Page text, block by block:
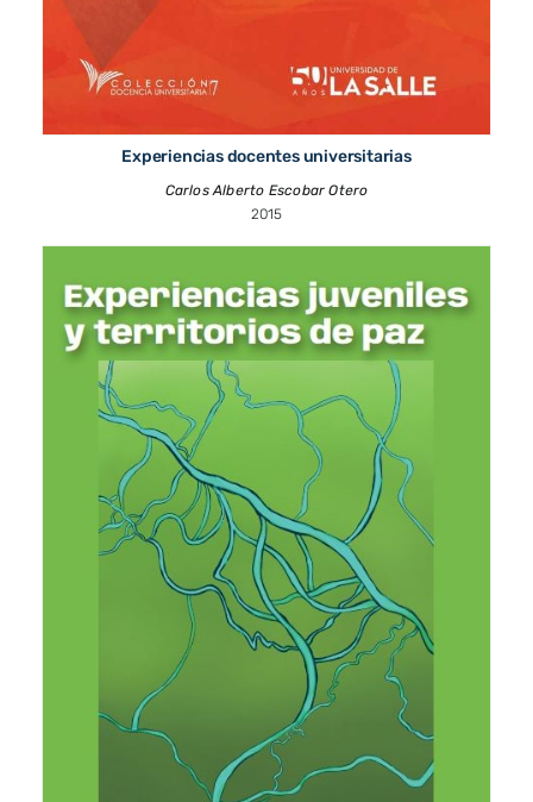
Experiencias docentes universitarias
Carlos Alberto Escobar Otero
2015